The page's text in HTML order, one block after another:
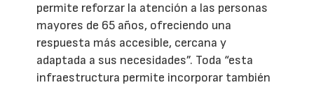
permite reforzar la atención a las personas
mayores de 65 años, ofreciendo una
respuesta más accesible, cercana y
adaptada a sus necesidades”. Toda “esta
infraestructura permite incorporar también